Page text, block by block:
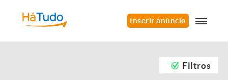
Inserir anúncio
Filtros